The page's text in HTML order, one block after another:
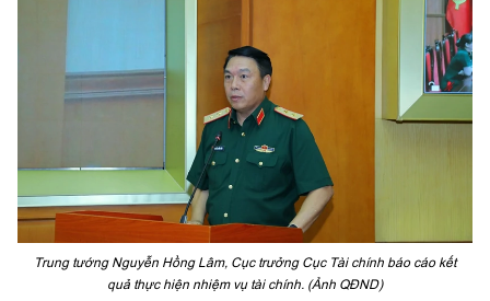
Trung tướng Nguyễn Hồng Lâm, Cục trưởng Cục Tài chính báo cáo kết
quả thực hiện nhiệm vụ tài chính. (Ảnh QĐND)